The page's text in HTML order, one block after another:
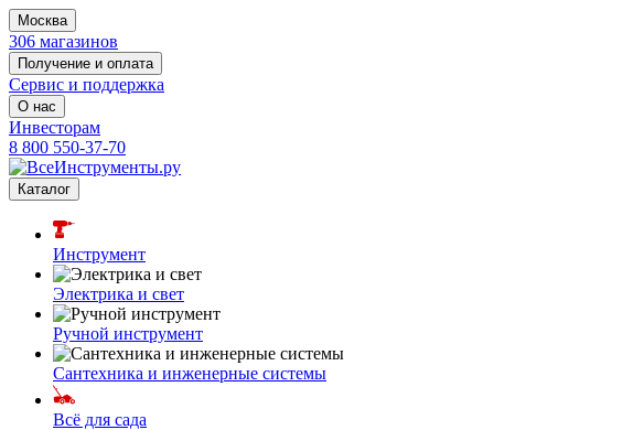
Москва
306 магазинов
Получение и оплата
Сервис и поддержка
О нас
Инвесторам
8 800 550-37-70
Каталог
Инструмент
Электрика и свет
Ручной инструмент
Сантехника и инженерные системы
Всё для сада